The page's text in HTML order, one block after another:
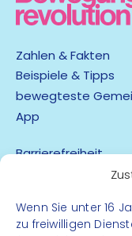
Wenn Sie unter 16
zu freiwilligen
Zahlen & Fakten
Beispiele & Tipps
bewegteste
App
Barrierefreiheit
Kontakt